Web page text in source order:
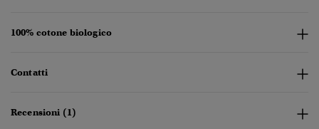
100% cotone biologico
Contatti
Recensioni (1)